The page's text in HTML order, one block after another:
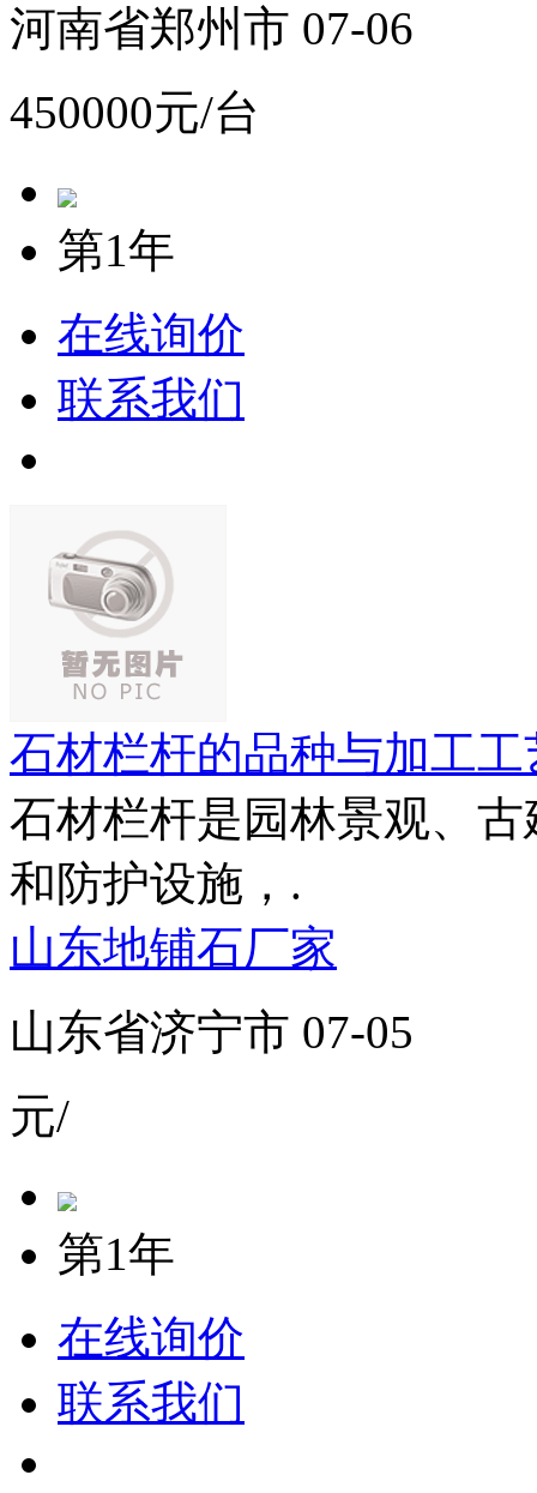
河南省郑州市 07-06
450000元/台
第1年
在线询价
联系我们
石材栏杆的品种与加工工
石材栏杆是园林景观、
和防护设施，.
山东地铺石厂家
山东省济宁市 07-05
元/
第1年
在线询价
联系我们